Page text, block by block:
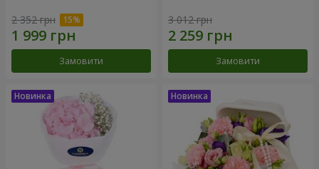
2 352 грн
Замовити
3 012 грн
Замовити